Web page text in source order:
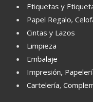
Etiquetas y
Papel Regalo,
Cintas y Lazos
Limpieza
Embalaje
Impresión,
Cartelería,